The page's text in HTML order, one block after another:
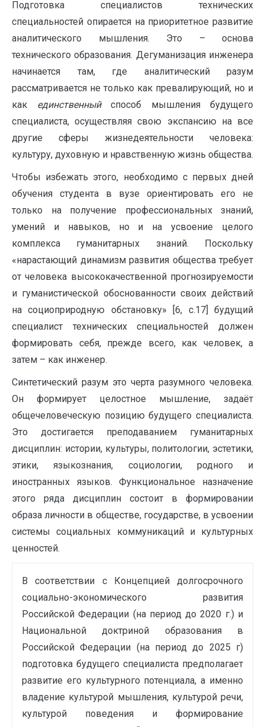
Подготовка специалистов технических
специальностей опирается на приоритетное развитие
аналитического мышления. Это – основа
технического образования. Дегуманизация инженера
начинается там, где аналитический разум
рассматривается не только как превалирующий, но и
как единственныйспособ мышления будущего
специалиста, осуществляя свою экспансию на все
другие сферы жизнедеятельности человека:
культуру, духовную и нравственную жизнь общества.
Чтобы избежать этого, необходимо с первых дней
обучения студента в вузе ориентировать его не
только на получение профессиональных знаний,
умений и навыков, но и на усвоение целого
комплекса гуманитарных знаний. Поскольку
«нарастающий динамизм развития общества требует
от человека высококачественной прогнозируемости
и гуманистической обоснованности своих действий
на социоприродную обстановку» [6, с.17] будущий
специалист технических специальностей должен
формировать себя, прежде всего, как человек, а
затем – как инженер.
Синтетический разум это черта разумного человека.
Он формирует целостное мышление, задаёт
общечеловеческую позицию будущего специалиста.
Это достигается преподаванием гуманитарных
дисциплин: истории, культуры, политологии, эстетики,
этики, языкознания, социологии, родного и
иностранных языков. Функциональное назначение
этого ряда дисциплин состоит в формировании
образа личности в обществе, государстве, в усвоении
системы социальных коммуникаций и культурных
ценностей.
В соответствии с Концепцией долгосрочного
социально-экономического развития
Российской Федерации (на период до 2020 г.) и
Национальной доктриной образования в
Российской Федерации (на период до 2025 г)
подготовка будущего специалиста предполагает
развитие его культурного потенциала, а именно
владение культурой мышления, культурой речи,
культурой поведения и формирование